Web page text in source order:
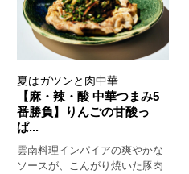
夏はガツンと肉中華
【麻・辣・酸 中華つまみ5
番勝負】りんごの甘酸っ
ぱ...
雲南料理インパイアの爽やかな
ソースが、こんがり焼いた豚肉